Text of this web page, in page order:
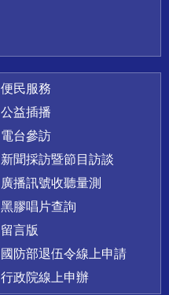
便民服務
公益插播
電台參訪
新聞採訪暨節目訪談
廣播訊號收聽量測
黑膠唱片查詢
留言版
國防部退伍令線上申請
行政院線上申辦